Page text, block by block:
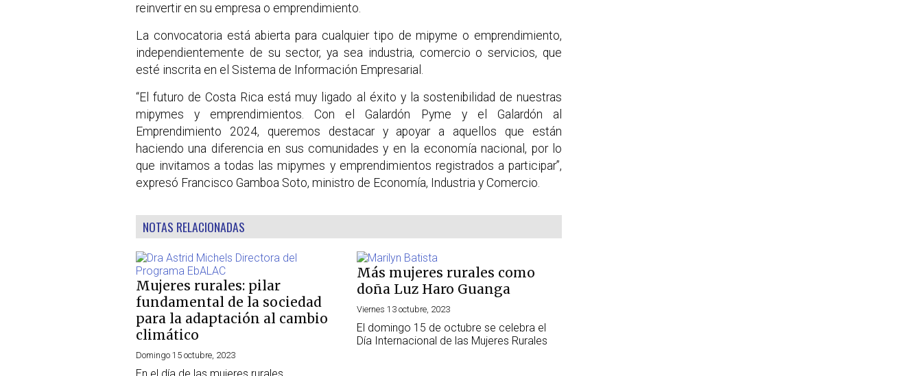
reinvertir en su empresa o emprendimiento.
La convocatoria está abierta para cualquier tipo de mipyme o emprendimiento,
independientemente de su sector, ya sea industria, comercio o servicios, que
esté inscrita en el Sistema de Información Empresarial.
“El futuro de Costa Rica está muy ligado al éxito y la sostenibilidad de nuestras
mipymes y emprendimientos. Con el Galardón Pyme y el Galardón al
Emprendimiento 2024, queremos destacar y apoyar a aquellos que están
haciendo una diferencia en sus comunidades y en la economía nacional, por lo
que invitamos a todas las mipymes y emprendimientos registrados a participar”,
expresó Francisco Gamboa Soto, ministro de Economía, Industria y Comercio.
NOTAS RELACIONADAS
Mujeres rurales: pilar
fundamental de la sociedad
para la adaptación al cambio
climático
Domingo 15 octubre, 2023
Más mujeres rurales como
doña Luz Haro Guanga
Viernes 13 octubre, 2023
El domingo 15 de octubre se celebra el
Día Internacional de las Mujeres Rurales